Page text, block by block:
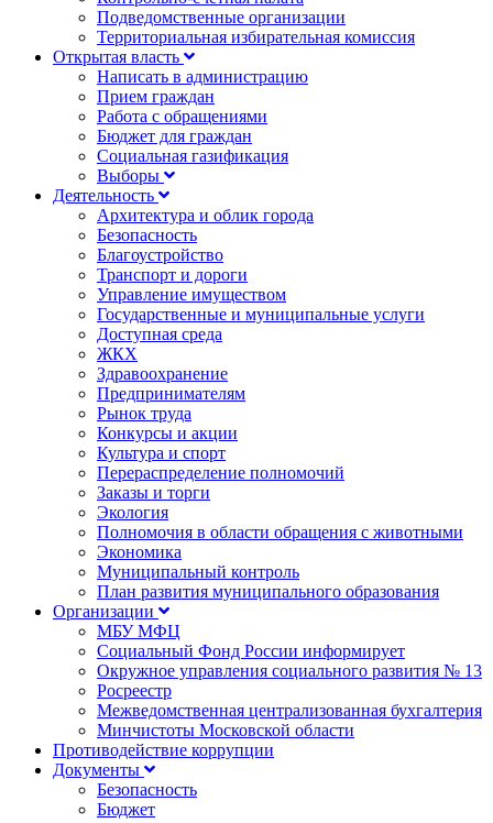
Подведомственные организации
Территориальная избирательная комиссия
Открытая власть
Написать в администрацию
Прием граждан
Работа с обращениями
Бюджет для граждан
Социальная газификация
Выборы
Деятельность
Архитектура и облик города
Безопасность
Благоустройство
Транспорт и дороги
Управление имуществом
Государственные и муниципальные услуги
Доступная среда
ЖКХ
Здравоохранение
Предпринимателям
Рынок труда
Конкурсы и акции
Культура и спорт
Перераспределение полномочий
Заказы и торги
Экология
Полномочия в области обращения с животными
Экономика
Муниципальный контроль
План развития муниципального образования
Организации
МБУ МФЦ
Социальный Фонд России информирует
Окружное управления социального развития № 13
Росреестр
Межведомственная централизованная бухгалтерия
Минчистоты Московской области
Противодействие коррупции
Документы
Безопасность
Бюджет